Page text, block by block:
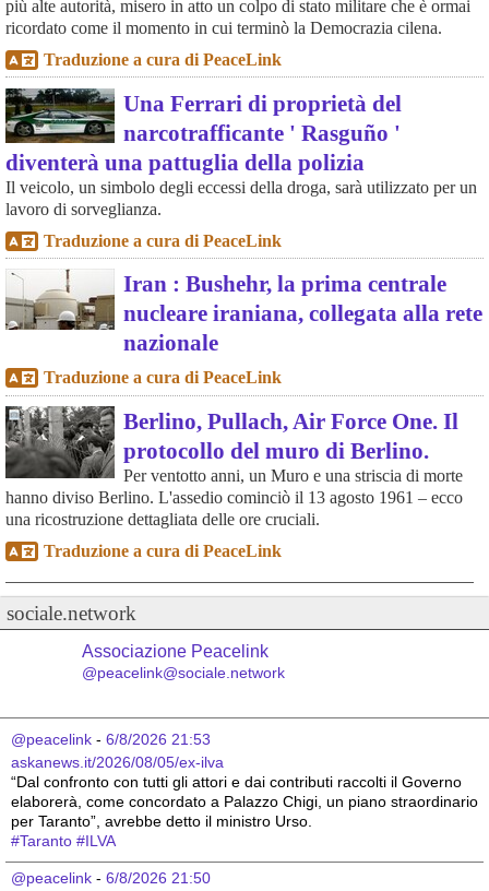
più alte autorità, misero in atto un colpo di stato militare che è ormai
ricordato come il momento in cui terminò la Democrazia cilena.
Traduzione a cura di PeaceLink
Una Ferrari di proprietà del
narcotrafficante ' Rasguño '
diventerà una pattuglia della polizia
Il veicolo, un simbolo degli eccessi della droga, sarà utilizzato per un
lavoro di sorveglianza.
Traduzione a cura di PeaceLink
Iran : Bushehr, la prima centrale
nucleare iraniana, collegata alla rete
nazionale
Traduzione a cura di PeaceLink
Berlino, Pullach, Air Force One. Il
protocollo del muro di Berlino.
Per ventotto anni, un Muro e una striscia di morte
hanno diviso Berlino. L'assedio cominciò il 13 agosto 1961 – ecco
una ricostruzione dettagliata delle ore cruciali.
Traduzione a cura di PeaceLink
sociale.network
Associazione Peacelink
@peacelink@sociale.network
@peacelink - 6/8/2026 21:53
askanews.it/2026/08/05/ex-ilva
“Dal confronto con tutti gli attori e dai contributi raccolti il Governo
elaborerà, come concordato a Palazzo Chigi, un piano straordinario
per Taranto”, avrebbe detto il ministro Urso.
#Taranto #ILVA
@peacelink - 6/8/2026 21:50